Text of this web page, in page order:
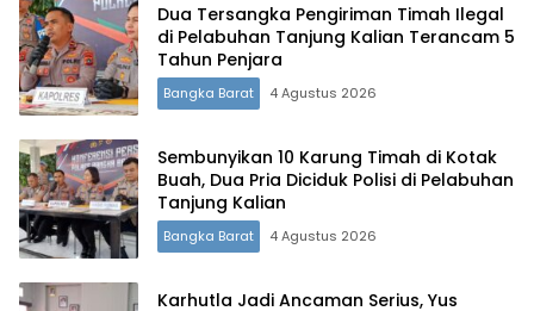
Dua Tersangka Pengiriman Timah Ilegal
di Pelabuhan Tanjung Kalian Terancam 5
Tahun Penjara
Bangka Barat 4 Agustus 2026
Sembunyikan 10 Karung Timah di Kotak
Buah, Dua Pria Diciduk Polisi di Pelabuhan
Tanjung Kalian
Bangka Barat 4 Agustus 2026
Karhutla Jadi Ancaman Serius, Yus